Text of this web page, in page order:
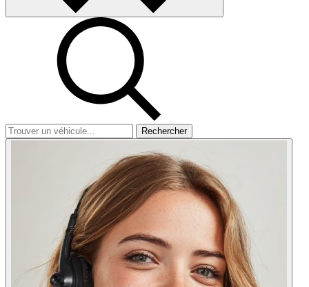
Rechercher